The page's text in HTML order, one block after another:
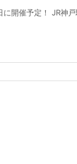
に開催予定！ JR神